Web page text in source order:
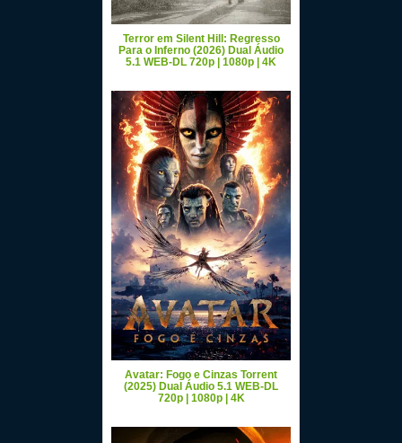
Terror em Silent Hill: Regresso
Para o Inferno (2026) Dual Áudio
5.1 WEB-DL 720p | 1080p | 4K
Avatar: Fogo e Cinzas Torrent
(2025) Dual Áudio 5.1 WEB-DL
720p | 1080p | 4K